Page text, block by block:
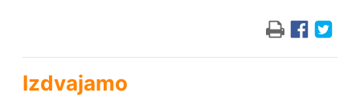
Izdvajamo